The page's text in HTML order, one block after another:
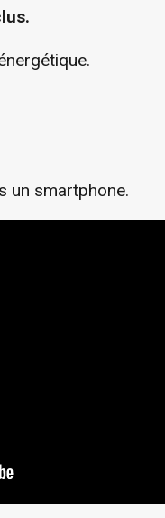
un smartphone.